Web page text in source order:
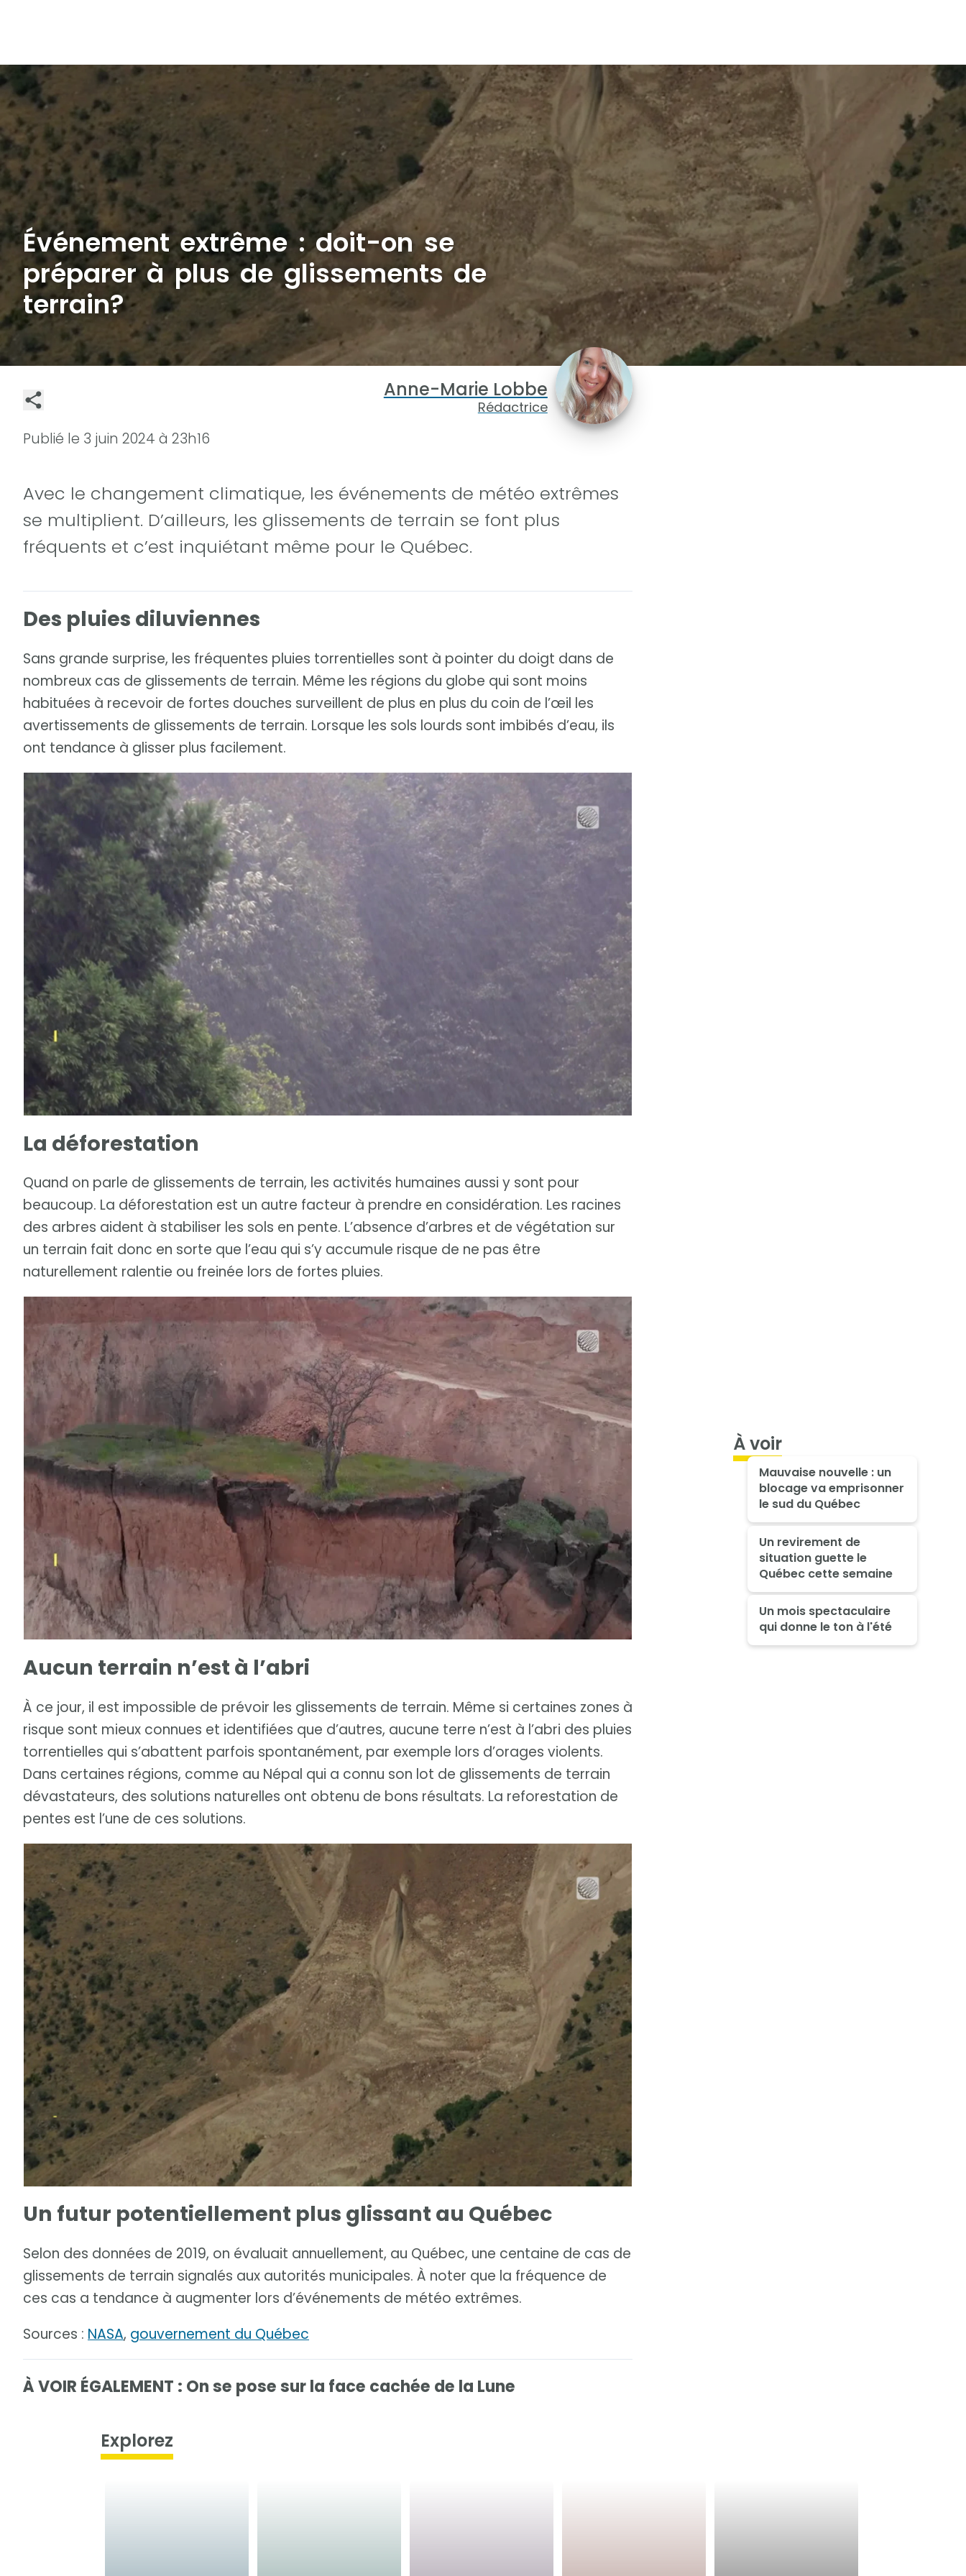
Événement extrême : doit-on se
préparer à plus de glissements de
terrain?
Anne-Marie Lobbe
Rédactrice
Publié le 3 juin 2024 à 23h16
Avec le changement climatique, les événements de météo extrêmes
se multiplient. D’ailleurs, les glissements de terrain se font plus
fréquents et c’est inquiétant même pour le Québec.
Des pluies diluviennes
Sans grande surprise, les fréquentes pluies torrentielles sont à pointer du doigt dans de
nombreux cas de glissements de terrain. Même les régions du globe qui sont moins
habituées à recevoir de fortes douches surveillent de plus en plus du coin de l’œil les
avertissements de glissements de terrain. Lorsque les sols lourds sont imbibés d’eau, ils
ont tendance à glisser plus facilement.
La déforestation
Quand on parle de glissements de terrain, les activités humaines aussi y sont pour
beaucoup. La déforestation est un autre facteur à prendre en considération. Les racines
des arbres aident à stabiliser les sols en pente. L’absence d’arbres et de végétation sur
un terrain fait donc en sorte que l’eau qui s’y accumule risque de ne pas être
naturellement ralentie ou freinée lors de fortes pluies.
Aucun terrain n’est à l’abri
À ce jour, il est impossible de prévoir les glissements de terrain. Même si certaines zones à
risque sont mieux connues et identifiées que d’autres, aucune terre n’est à l’abri des pluies
torrentielles qui s’abattent parfois spontanément, par exemple lors d’orages violents.
Dans certaines régions, comme au Népal qui a connu son lot de glissements de terrain
dévastateurs, des solutions naturelles ont obtenu de bons résultats. La reforestation de
pentes est l’une de ces solutions.
Un futur potentiellement plus glissant au Québec
Selon des données de 2019, on évaluait annuellement, au Québec, une centaine de cas de
glissements de terrain signalés aux autorités municipales. À noter que la fréquence de
ces cas a tendance à augmenter lors d’événements de météo extrêmes.
Sources : NASA, gouvernement du Québec
À VOIR ÉGALEMENT : On se pose sur la face cachée de la Lune
À voir
Mauvaise nouvelle : un
blocage va emprisonner
le sud du Québec
Un revirement de
situation guette le
Québec cette semaine
Un mois spectaculaire
qui donne le ton à l'été
Explorez